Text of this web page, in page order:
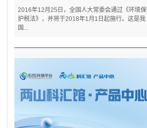
2016年12月25日，全国人大常委会通过《环境保
护税法》，并将于2018年1月1日起施行。这是我
国...